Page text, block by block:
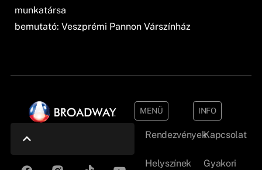
munkatársa
bemutató: Veszprémi Pannon Várszínház
MENÜ
Rendezvények
Helyszínek
INFO
Kapcsolat
Gyakori